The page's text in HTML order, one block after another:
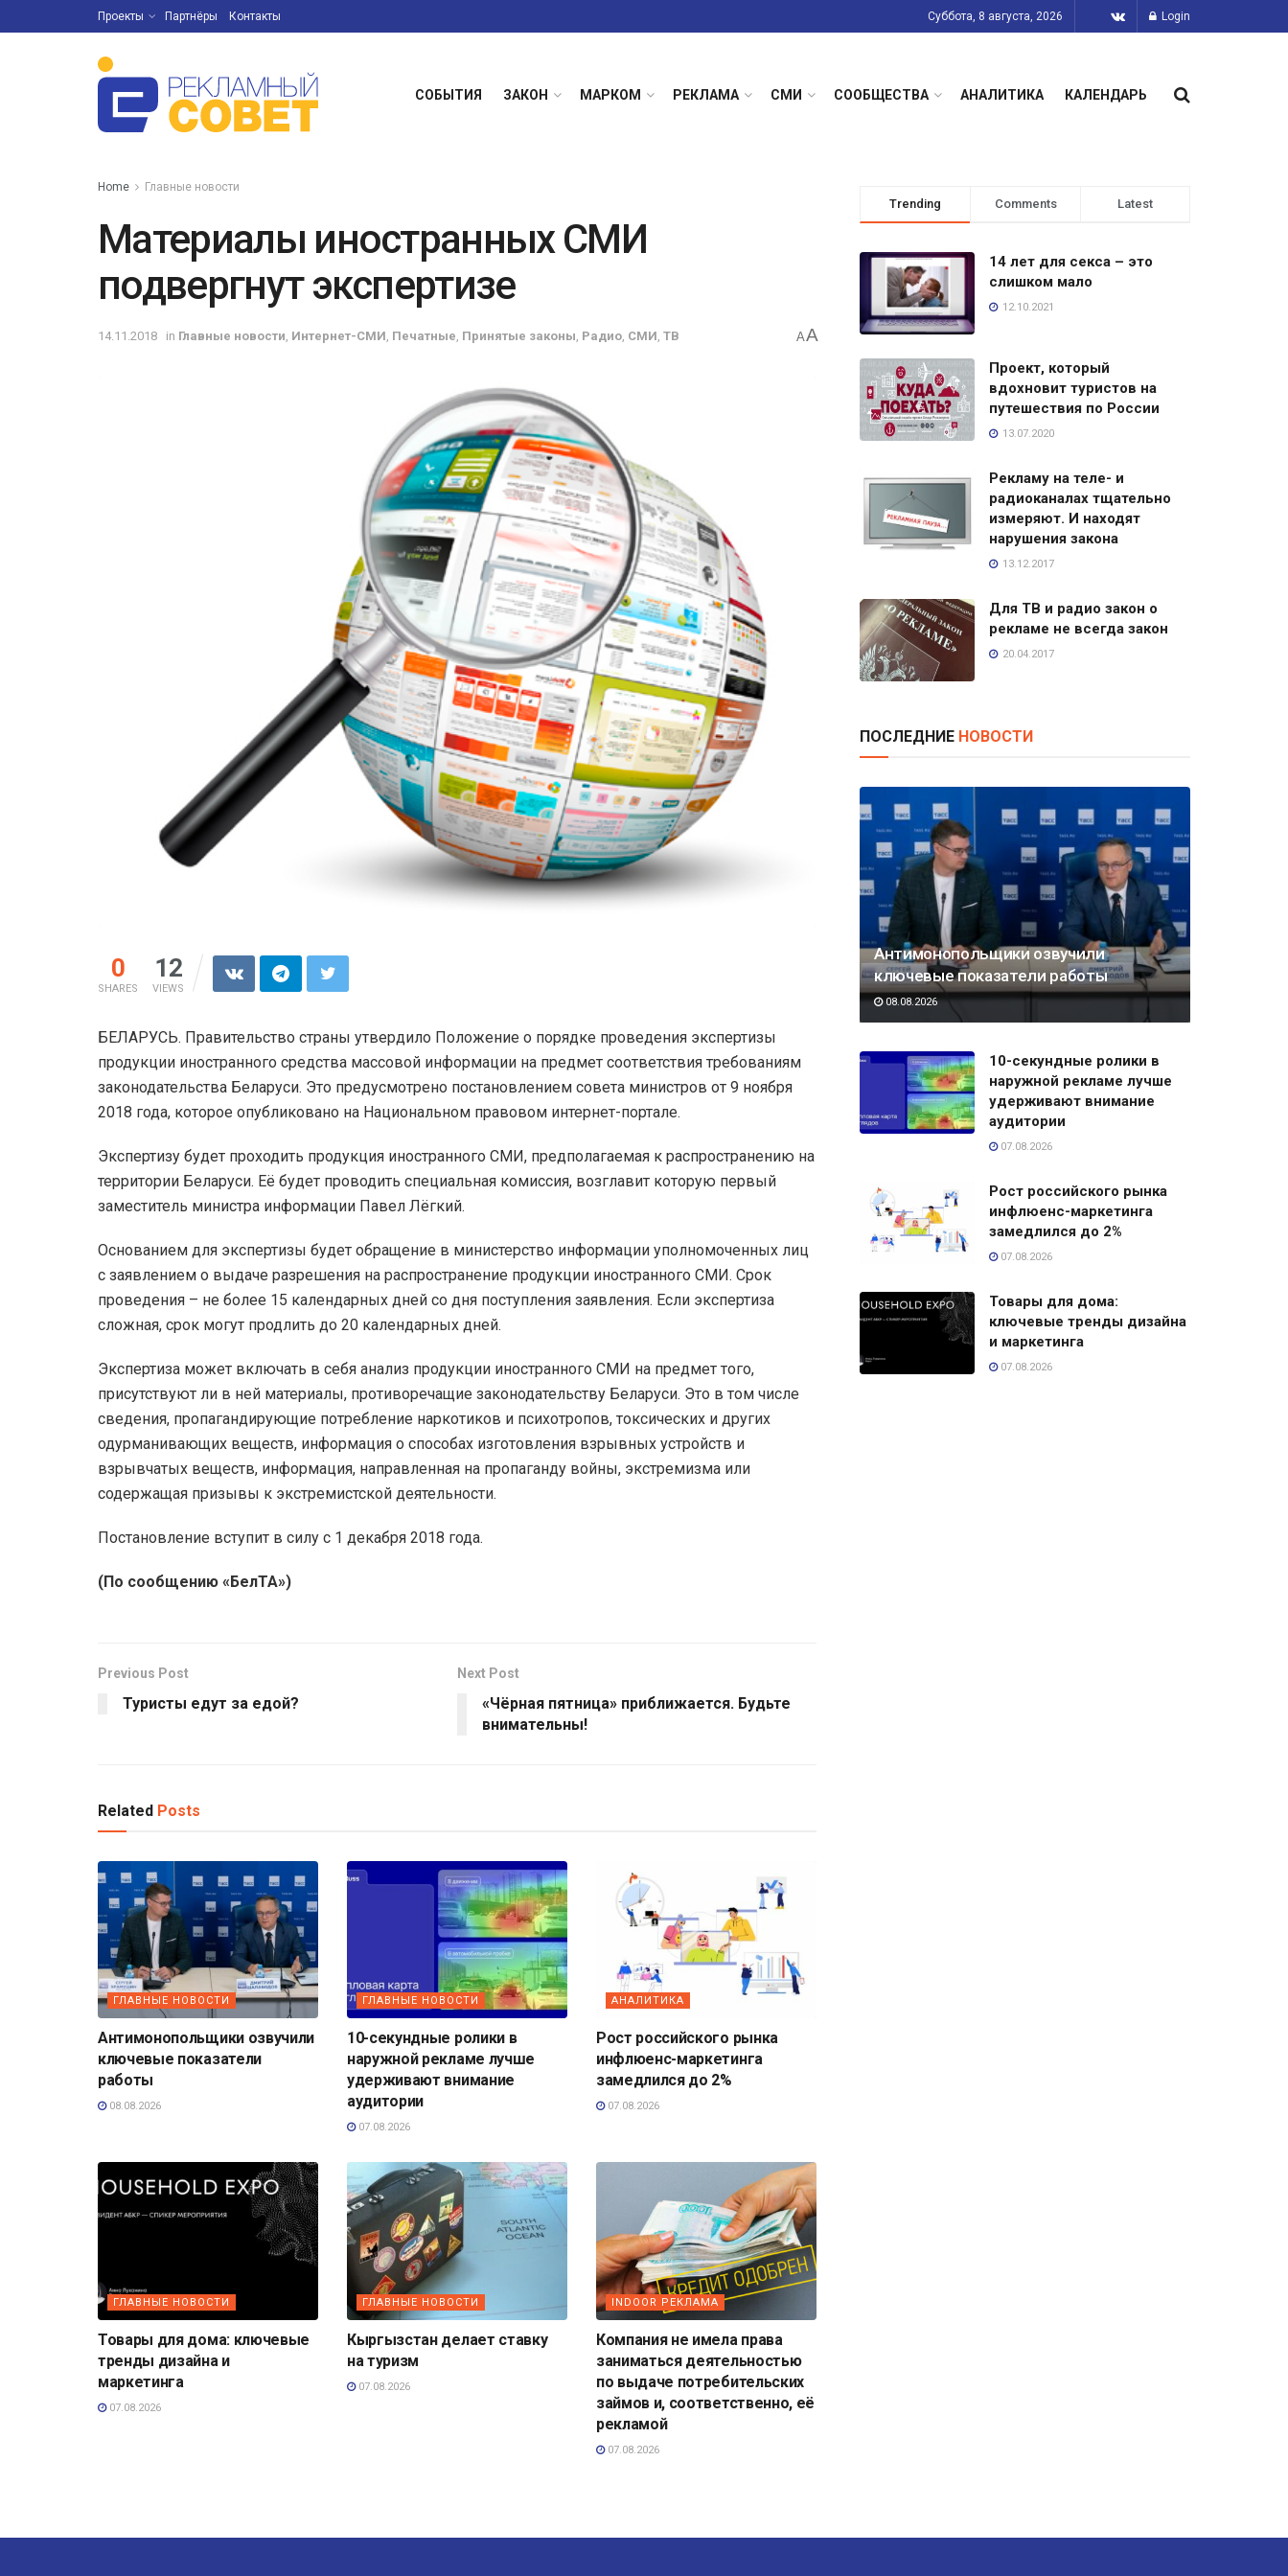
Проекты Партнёры Контакты Суббота, 8 августа, 2026 Login
СОБЫТИЯ ЗАКОН МАРКОМ РЕКЛАМА СМИ СООБЩЕСТВА АНАЛИТИКА КАЛЕНДАРЬ
Home Главные новости
Материалы иностранных СМИ
подвергнут экспертизе
14.11.2018 in Главные новости Интернет-СМИ Печатные Принятые законы Радио СМИ ТВ AA
0
SHARES
12
VIEWS
БЕЛАРУСЬ. Правительство страны утвердило Положение о порядке проведения экспертизы
продукции иностранного средства массовой информации на предмет соответствия требованиям
законодательства Беларуси. Это предусмотрено постановлением совета министров от 9 ноября
2018 года, которое опубликовано на Национальном правовом интернет-портале.
Экспертизу будет проходить продукция иностранного СМИ, предполагаемая к распространению на
территории Беларуси. Её будет проводить специальная комиссия, возглавит которую первый
заместитель министра информации Павел Лёгкий.
Основанием для экспертизы будет обращение в министерство информации уполномоченных лиц
с заявлением о выдаче разрешения на распространение продукции иностранного СМИ. Срок
проведения – не более 15 календарных дней со дня поступления заявления. Если экспертиза
сложная, срок могут продлить до 20 календарных дней.
Экспертиза может включать в себя анализ продукции иностранного СМИ на предмет того,
присутствуют ли в ней материалы, противоречащие законодательству Беларуси. Это в том числе
сведения, пропагандирующие потребление наркотиков и психотропов, токсических и других
одурманивающих веществ, информация о способах изготовления взрывных устройств и
взрывчатых веществ, информация, направленная на пропаганду войны, экстремизма или
содержащая призывы к экстремистской деятельности.
Постановление вступит в силу с 1 декабря 2018 года.
(По сообщению «БелТА»)
Previous Post
Туристы едут за едой?
Next Post
«Чёрная пятница» приближается. Будьте
внимательны!
Related Posts
ГЛАВНЫЕ НОВОСТИ
Антимонопольщики озвучили
ключевые показатели
работы
08.08.2026
ГЛАВНЫЕ НОВОСТИ
10-секундные ролики в
наружной рекламе лучше
удерживают внимание
аудитории
07.08.2026
АНАЛИТИКА
Рост российского рынка
инфлюенс-маркетинга
замедлился до 2%
07.08.2026
ГЛАВНЫЕ НОВОСТИ
Товары для дома: ключевые
тренды дизайна и
маркетинга
07.08.2026
ГЛАВНЫЕ НОВОСТИ
Кыргызстан делает ставку
на туризм
07.08.2026
INDOOR РЕКЛАМА
Компания не имела права
заниматься деятельностью
по выдаче потребительских
займов и, соответственно, её
рекламой
07.08.2026
Trending Comments Latest
14 лет для секса – это
слишком мало
12.10.2021
Проект, который
вдохновит туристов на
путешествия по России
13.07.2020
Рекламу на теле- и
радиоканалах тщательно
измеряют. И находят
нарушения закона
13.12.2017
Для ТВ и радио закон о
рекламе не всегда закон
20.04.2017
ПОСЛЕДНИЕ НОВОСТИ
Антимонопольщики озвучили
ключевые показатели работы
08.08.2026
10-секундные ролики в
наружной рекламе лучше
удерживают внимание
аудитории
07.08.2026
Рост российского рынка
инфлюенс-маркетинга
замедлился до 2%
07.08.2026
Товары для дома:
ключевые тренды дизайна
и маркетинга
07.08.2026